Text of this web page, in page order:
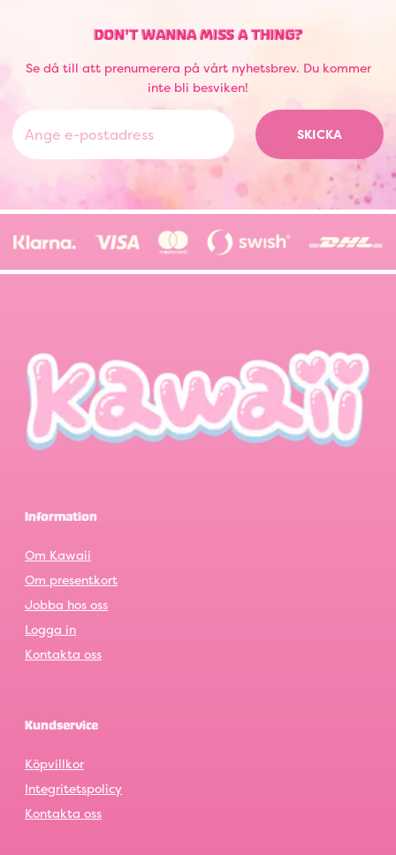
DON'T WANNA MISS A THING?
Se då till att prenumerera på vårt nyhetsbrev. Du kommer
inte bli besviken!
SKICKA
Information
Om Kawaii
Om presentkort
Jobba hos oss
Logga in
Kontakta oss
Kundservice
Köpvillkor
Integritetspolicy
Kontakta oss